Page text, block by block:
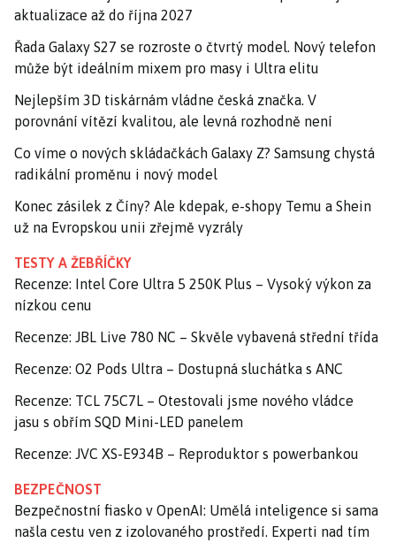
aktualizace až do října 2027
Řada Galaxy S27 se rozroste o čtvrtý model. Nový telefon
může být ideálním mixem pro masy i Ultra elitu
Nejlepším 3D tiskárnám vládne česká značka. V
porovnání vítězí kvalitou, ale levná rozhodně není
Co víme o nových skládačkách Galaxy Z? Samsung chystá
radikální proměnu i nový model
Konec zásilek z Číny? Ale kdepak, e-shopy Temu a Shein
už na Evropskou unii zřejmě vyzrály
TESTY A ŽEBŘÍČKY
Recenze: Intel Core Ultra 5 250K Plus – Vysoký výkon za
nízkou cenu
Recenze: JBL Live 780 NC – Skvěle vybavená střední třída
Recenze: O2 Pods Ultra – Dostupná sluchátka s ANC
Recenze: TCL 75C7L – Otestovali jsme nového vládce
jasu s obřím SQD Mini-LED panelem
Recenze: JVC XS-E934B – Reproduktor s powerbankou
BEZPEČNOST
Bezpečnostní fiasko v OpenAI: Umělá inteligence si sama
našla cestu ven z izolovaného prostředí. Experti nad tím